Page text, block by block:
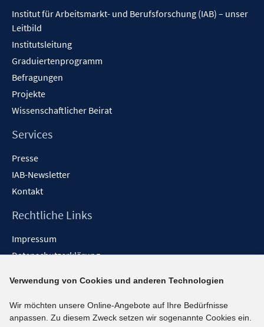
Institut für Arbeitsmarkt- und Berufsforschung (IAB) – unser
Leitbild
Institutsleitung
Graduiertenprogramm
Befragungen
Projekte
Wissenschaftlicher Beirat
Services
Presse
IAB-Newsletter
Kontakt
Rechtliche Links
Impressum
Datenschutzerklärung
Barrieren melden
Social-Media-Kanäle
Verwendung von Cookies und anderen Technologien
Wir möchten unsere Online-Angebote auf Ihre Bedürfnisse
anpassen. Zu diesem Zweck setzen wir sogenannte Cookies ein.